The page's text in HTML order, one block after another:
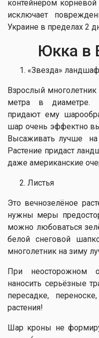
контейнером
исключает
Украине в пределах 2
Юкка в
«Звезда»
Взрослый
метра в диаметре.
придают ему
шар очень эффектно
Высаживать лучше на
Растение придаст
даже американские
Листья
Это вечнозелёное
нужны меры
можно любоваться
белой снеговой
многолетник на зиму
При неосторожном
наносить серьёзные
пересадке,
растения!
Шар кроны не